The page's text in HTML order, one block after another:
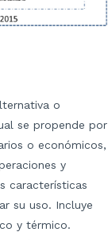
o
se propende por
o económicos,
y
características
su uso. Incluye
y térmico.